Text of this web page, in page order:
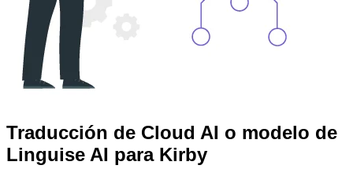
Traducción de Cloud AI o modelo de
Linguise AI para Kirby